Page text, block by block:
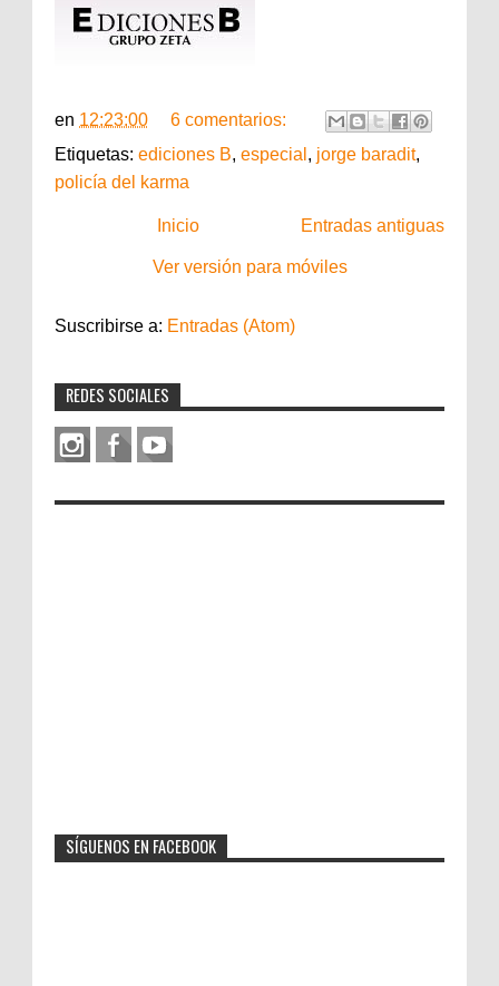
en 12:23:00
6 comentarios:
Etiquetas: ediciones B, especial , jorge baradit,
policía del karma
Entradas antiguas
Inicio
Ver versión para móviles
Suscribirse a: Entradas (Atom)
REDES SOCIALES
SÍGUENOS EN FACEBOOK